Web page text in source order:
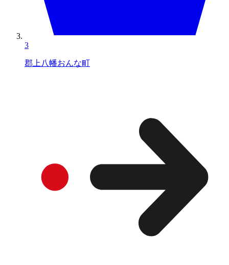
3
郡上八幡おんな町